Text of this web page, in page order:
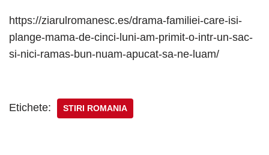
https://ziarulromanesc.es/drama-familiei-care-isi-
plange-mama-de-cinci-luni-am-primit-o-intr-un-sac-
si-nici-ramas-bun-nuam-apucat-sa-ne-luam/
Etichete: STIRI ROMANIA